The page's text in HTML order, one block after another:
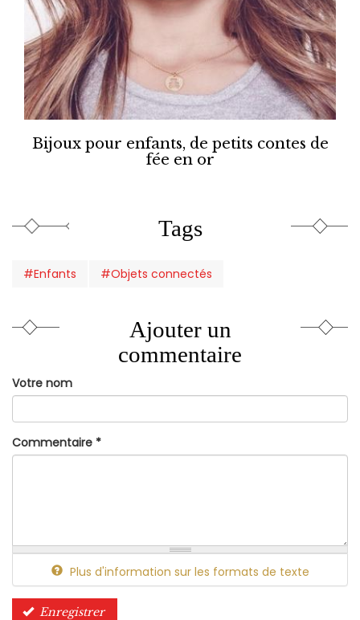
Bijoux pour enfants, de petits contes de
fée en or
Tags
#Enfants #Objets connectés
Ajouter un
commentaire
Votre nom
Commentaire *
Plus d'information sur les formats de texte
Enregistrer